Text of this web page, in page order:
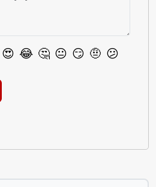
😍 😂 🤔 😐 😏 🤨 😕